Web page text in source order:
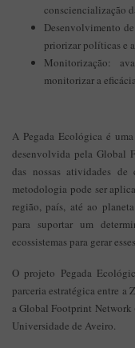
consciencialização
Desenvolvimento
priorizar políticas e
Monitorização:
monitorizar a
A Pegada Ecológica é
desenvolvida pela Global
das nossas atividades
metodologia pode ser
região, país, até ao
para suportar um
ecossistemas para gerar
O projeto Pegada
parceria estratégica entre a
a Global Footprint Network
Universidade de Aveiro.